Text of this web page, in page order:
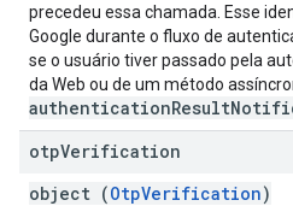
precedeu essa chamada. Esse
Google durante o fluxo de
se o usuário tiver passado pela
da Web ou de um método
otpVerification
object (OtpVerification)